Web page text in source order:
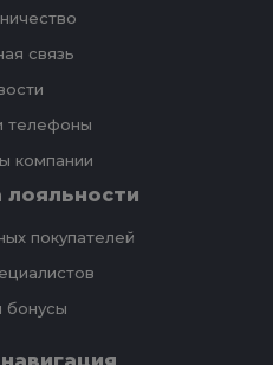
связь
телефоны
компании
покупателей